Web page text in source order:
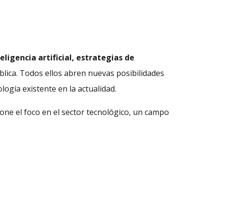
artificial, estrategias de
Todos ellos abren nuevas posibilidades
existente en la actualidad.
el foco en el sector tecnológico, un campo